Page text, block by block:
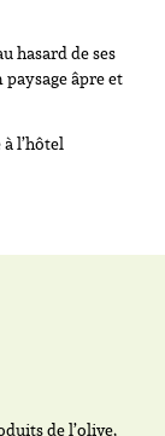
hasard de ses
âpre et
l’hôtel
de l’olive,